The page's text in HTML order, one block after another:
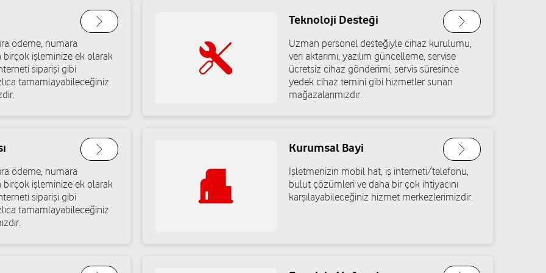
Merkez Mah. Gazi Mustafa Kemal Bulv. No:790/A Mezitli/Mersin
Yol tarifi al
Haydar Ender Keskin - Ender İletişim
Halil İbrahim Uslu
Göksu Mah. Atatürk Bulv. No:44 Silifke/Mersin
ödeme, numara
birçok işleminize ek olarak
siparişi gibi
tamamlayabileceğiniz
Teknoloji Desteği
Uzman personel desteğiyle cihaz kurulumu,
veri aktarımı, yazılım güncelleme, servise
ücretsiz cihaz gönderimi, servis süresince
yedek cihaz temini gibi hizmetler sunan
mağazalarımızdır.
ödeme, numara
birçok işleminize ek olarak
siparişi gibi
tamamlayabileceğiniz
Kurumsal Bayi
İşletmenizin mobil hat, iş interneti/telefonu,
bulut çözümleri ve daha bir çok ihtiyacını
karşılayabileceğiniz hizmet merkezlerimizdir.